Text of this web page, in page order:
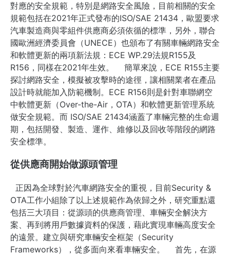
對應的安全規範，特別是網路安全風險，目前相關的安全
規範包括在2021年正式發布的ISO/SAE 21434，歐盟要求
汽車製造商與零組件供應商必須依循的標準，另外，聯合
國歐洲經濟委員會（UNECE）也頒布了有關車輛網路安全
和軟體更新的兩項新法規：ECE WP.29法規R155及
R156，同樣在2021年生效。
簡單來說，ECE R155主要
探討網路安全，模擬被攻擊時的途徑，讓相關業者在產品
設計時就能加入防範機制。 ECE R156則是針對車聯網空
中軟體更新（Over-the-Air，OTA）和軟體更新管理系統
做安全規範。 而 ISO/SAE 21434涵蓋了車輛完整的生命週
期，包括開發、製造、運作、維修以及回收等階段的網路
安全標準。
從供應商開始做源頭管理
正因為全球對於汽車網路安全的重視，目前Security &
OTA工作小組除了以上述規範作為依歸之外，研究重點還
包括三大項目：從源頭的供應商管理、 車輛安全解決方
案、再到將用戶數據資料的保護，藉此實現車輛高度安全
的遠景。 建立與研究車輛安全框架（Security
Frameworks），從多面向來看車輛安全。
首先，在源